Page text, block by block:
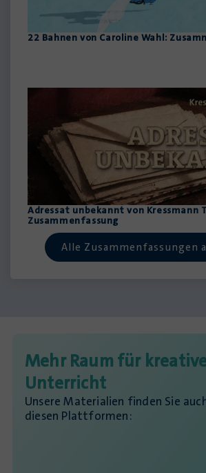
22 Bahnen von Caroline Wahl:
Adressat unbekannt von Kressmann
Zusammenfassung
Alle Zusammenfassungen
Mehr Raum für
Unterricht
Unsere Materialien finden Sie
diesen Plattformen: